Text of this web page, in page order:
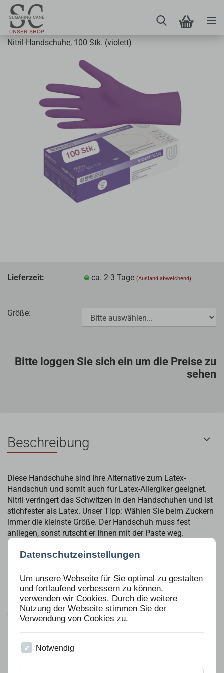
Datenschutzeinstellungen
Um unsere Webseite für Sie optimal zu gestalten
und fortlaufend verbessern zu können,
verwenden wir Cookies. Durch die weitere
Nutzung der Webseite stimmen Sie der
Verwendung von Cookies zu.
Notwendig
Nitril-Handschuhe, 100 Stk. (violett)
Lieferzeit: ca. 2-3 Tage(Ausland abweichend)
Größe:
Bitte loggen Sie sich ein um die Preise zu
sehen
Beschreibung
Diese Handschuhe sind Ihre Alternative zum Latex-
Handschuh und somit auch für Latex-Allergiker geeignet.
Nitril verringert das Schwitzen in den Handschuhen und ist
stichfester als Latex. Unser Tipp: Wählen Sie beim Zuckern
immer die kleinste Größe. Der Handschuh muss fest
anliegen, sonst rutscht er Ihnen mit der Paste weg.
Material: Nitril, puderfrei, latexfrei, unsteril
Größen: XS, S, M, L
Inhalt: 100 Stk.
Kunden, welche diesen Artikel